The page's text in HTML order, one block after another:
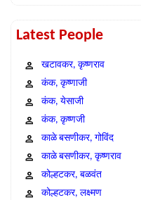
Latest People
खटावकर, कृष्णराव
कंक, कृष्णाजी
कंक, येसाजी
कंक, कृष्णजी
काळे बसणीकर, गोविंद
काळे बसणीकर, कृष्णराव
कोल्हटकर, बळवंत
कोल्हटकर, लक्ष्मण